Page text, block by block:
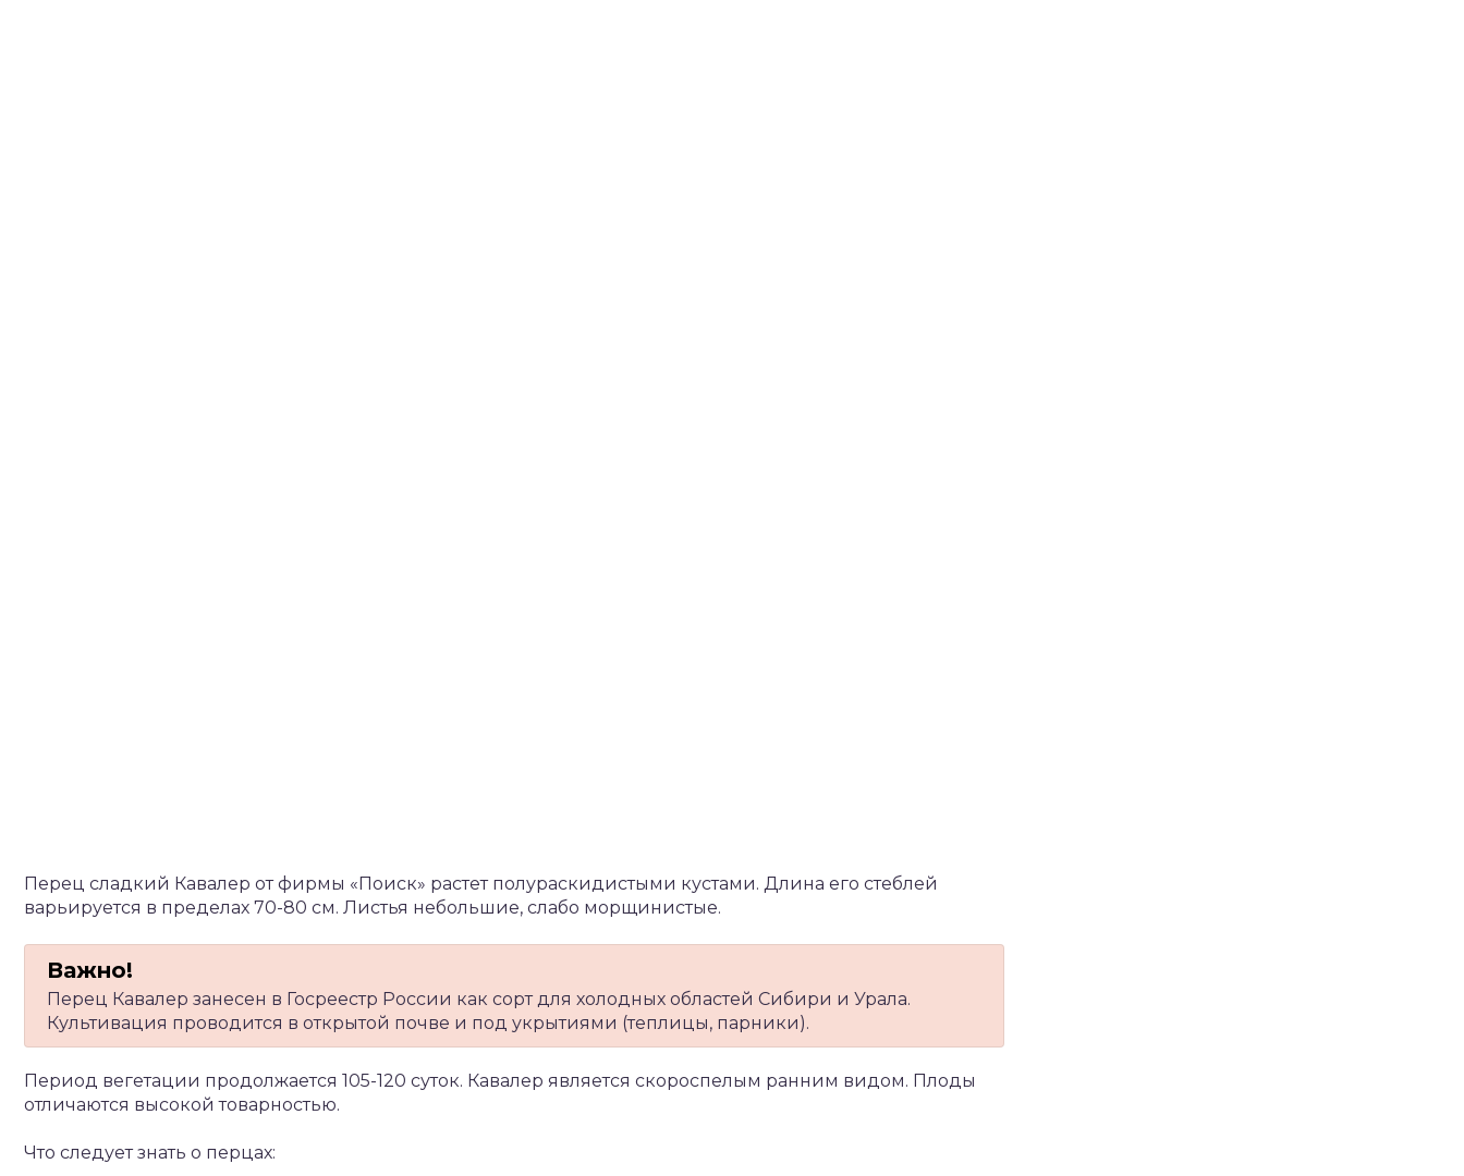
Перец сладкий Кавалер от фирмы «Поиск» растет полураскидистыми кустами. Длина его стеблей
варьируется в пределах 70-80 см. Листья небольшие, слабо морщинистые.
Перец Кавалер занесен в Госреестр России как сорт для холодных областей Сибири и Урала.
Культивация проводится в открытой почве и под укрытиями (теплицы, парники).
Период вегетации продолжается 105-120 суток. Кавалер является скороспелым ранним видом. Плоды
отличаются высокой товарностью.
Что следует знать о перцах: